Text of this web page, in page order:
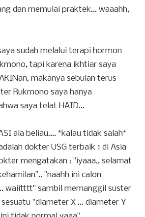
dan memulai praktek... waaahh,
sudah melalui terapi hormon
tapi karena ikhtiar saya
makanya sebulan terus
Rukmono saya hanya
saya telat HAID...
ala beliau.... *kalau tidak salah*
dokter USG terbaik 1 di Asia
mengatakan : "iyaaa,, selamat
"naahh ini calon
waiitttt" sambil memanggil suster
"diameter X ... diameter Y